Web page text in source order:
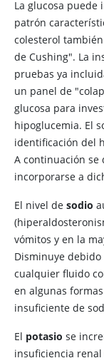
La glucosa
patrón
colesterol
de Cushing". La
pruebas ya
un panel de
glucosa para
hipoglucemia. El
identificación del
A continuación
incorporarse a
El nivel de sodio
vómitos y en la
Disminuye
cualquier fluido
en algunas
insuficiente de
El potasio se
insuficiencia renal